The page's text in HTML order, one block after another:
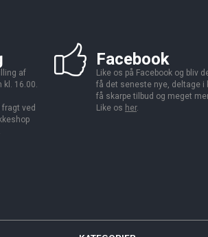
af
kl. 16.00.
fragt ved
Facebook
Like os på Facebook og bliv
få det seneste nye, deltage i
få skarpe tilbud og meget
Like os her.